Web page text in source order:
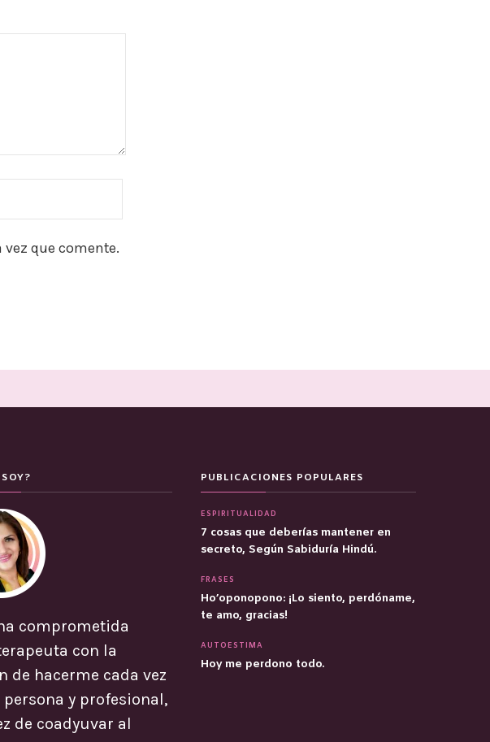
que comente.
comprometida
con la
de hacerme cada vez
y profesional,
de coadyuvar al
PUBLICACIONES POPULARES
ESPIRITUALIDAD
7 cosas que deberías mantener en
secreto, Según Sabiduría Hindú.
FRASES
Ho’oponopono: ¡Lo siento, perdóname,
te amo, gracias!
AUTOESTIMA
Hoy me perdono todo.